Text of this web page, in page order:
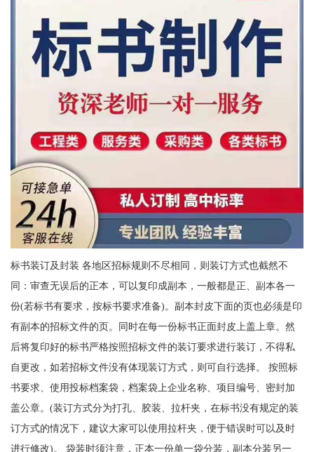
标书装订及封装 各地区招标规则不尽相同，则装订方式也截然不
同：审查无误后的正本，可以复印成副本，一般都是正、副本各一
份(若标书有要求，按标书要求准备)。副本封皮下面的页也必须是印
有副本的招标文件的页。同时在每一份标书正面封皮上盖上章。然
后将复印好的标书严格按照招标文件的装订要求进行装订，不得私
自更改，如若招标文件没有体现装订方式，则可自行选择。 按照标
书要求、使用投标档案袋，档案袋上企业名称、项目编号、密封加
盖公章。(装订方式分为打孔、胶装、拉杆夹，在标书没有规定的装
订方式的情况下，建议大家可以使用拉杆夹，便于错误时可以及时
进行修改)。 袋装时须注意，正本一份单一袋分装，副本分装另一